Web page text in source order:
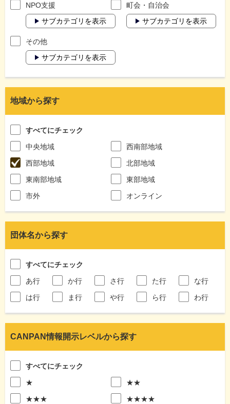
NPO支援
サブカテゴリを表示
町会・自治会
サブカテゴリを表示
その他
サブカテゴリを表示
地域から探す
すべてにチェック
中央地域
西南部地域
西部地域
北部地域
東南部地域
東部地域
市外
オンライン
団体名から探す
すべてにチェック
あ行
か行 さ行 た行
な行
は行
ま行 や行 ら行 わ行
CANPAN情報開示レベルから探す
すべてにチェック
★
★★
★★★
★★★★